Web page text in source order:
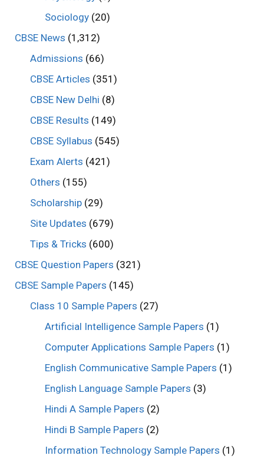
Sociology (20)
CBSE News (1,312)
Admissions (66)
CBSE Articles (351)
CBSE New Delhi (8)
CBSE Results (149)
CBSE Syllabus (545)
Exam Alerts (421)
Others (155)
Scholarship(29)
Site Updates (679)
Tips & Tricks (600)
CBSE Question Papers (321)
CBSE Sample Papers (145)
Class 10 Sample Papers (27)
Artificial Intelligence Sample Papers (1)
Computer Applications Sample Papers (1)
English Communicative Sample Papers (1)
English Language Sample Papers (3)
Hindi A Sample Papers (2)
Hindi B Sample Papers (2)
Information Technology Sample Papers (1)